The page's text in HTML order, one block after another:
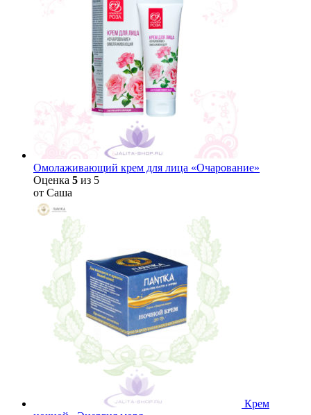
Омолаживающий крем для лица «Очарование»
Оценка 5 из 5
от Саша
Крем